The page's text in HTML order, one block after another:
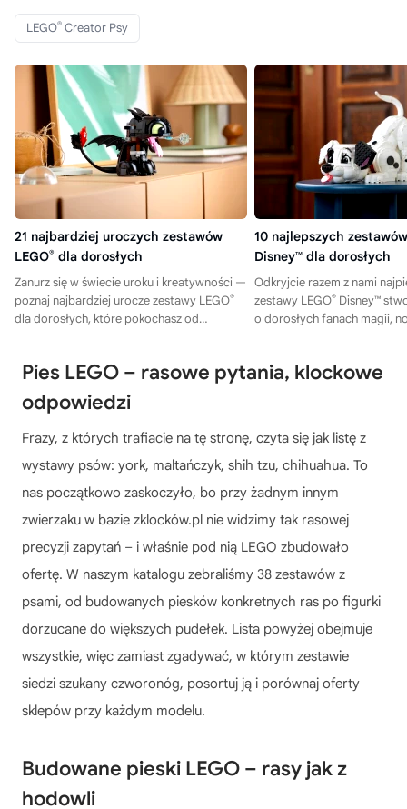
LEGO® Creator Psy
21 najbardziej uroczych zestawów
LEGO® dla dorosłych
Zanurz się w świecie uroku i kreatywności —
poznaj najbardziej urocze zestawy LEGO®
dla dorosłych, które pokochasz od
10 najlepszych
Disney™ dla dorosłych
Odkryjcie razem z nami
zestawy LEGO® Disney™
o dorosłych fanach magii,
Pies LEGO – rasowe pytania, klockowe
odpowiedzi
Frazy, z których trafiacie na tę stronę, czyta się jak listę z
wystawy psów: york, maltańczyk, shih tzu, chihuahua. To
nas początkowo zaskoczyło, bo przy żadnym innym
zwierzaku w bazie zklocków.pl nie widzimy tak rasowej
precyzji zapytań – i właśnie pod nią LEGO zbudowało
ofertę. W naszym katalogu zebraliśmy 38 zestawów z
psami, od budowanych piesków konkretnych ras po figurki
dorzucane do większych pudełek. Lista powyżej obejmuje
wszystkie, więc zamiast zgadywać, w którym zestawie
siedzi szukany czworonóg, posortuj ją i porównaj oferty
sklepów przy każdym modelu.
Budowane pieski LEGO – rasy jak z
hodowli